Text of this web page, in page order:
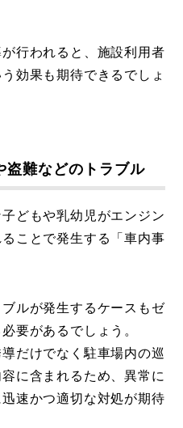
行われると、施設利用者
効果も期待できるでしょ
盗難などのトラブル
どもや乳幼児がエンジン
ことで発生する「車内事
ルが発生するケースもゼ
要があるでしょう。
だけでなく駐車場内の巡
に含まれるため、異常に
速かつ適切な対処が期待